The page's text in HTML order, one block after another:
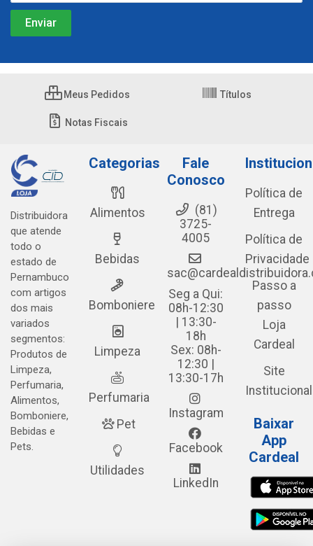
Meus Pedidos Títulos
Notas Fiscais
Distribuidora
que atende
todo o
estado de
Pernambuco
com artigos
dos mais
variados
segmentos:
Produtos de
Limpeza,
Perfumaria,
Alimentos,
Bomboniere,
Bebidas e
Pets.
Categorias
Alimentos
Bebidas
Bomboniere
Limpeza
Perfumaria
Pet
Utilidades
Fale
Conosco
(81)
3725-
4005
Seg a Qui:
08h-12:30
| 13:30-
18h
Sex: 08h-
12:30 |
13:30-17h
Instagram
Facebook
LinkedIn
Política de
Entrega
Política de
Privacidade
Passo a
passo
Loja
Cardeal
Site
Institucional
Baixar
App
Cardeal